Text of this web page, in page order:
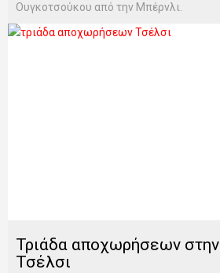
Ουγκοτσούκου από την Μπέρνλι.
Τριάδα αποχωρήσεων στην
Τσέλσι